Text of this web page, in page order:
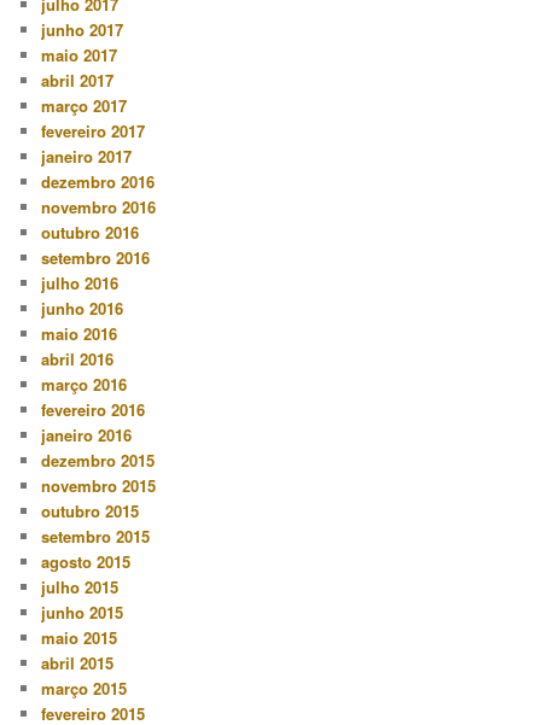
junho 2017
maio 2017
abril 2017
março 2017
fevereiro 2017
janeiro 2017
dezembro 2016
novembro 2016
outubro 2016
setembro 2016
julho 2016
junho 2016
maio 2016
abril 2016
março 2016
fevereiro 2016
janeiro 2016
dezembro 2015
novembro 2015
outubro 2015
setembro 2015
agosto 2015
julho 2015
junho 2015
maio 2015
abril 2015
março 2015
fevereiro 2015